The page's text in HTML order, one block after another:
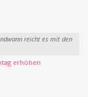
reicht es mit den
erhöhen